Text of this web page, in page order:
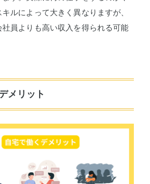
ルによって大きく異なりますが、
社員よりも高い収入を得られる可能
メリット